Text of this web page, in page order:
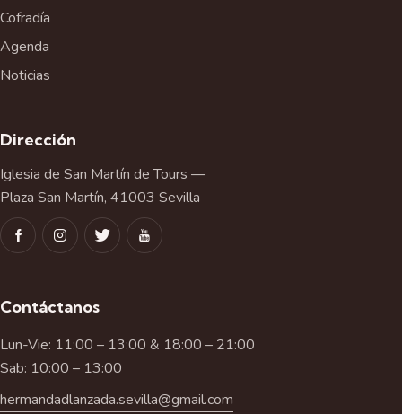
Cofradía
Agenda
Noticias
Dirección
Iglesia de San Martín de Tours —
Plaza San Martín, 41003 Sevilla
Contáctanos
Lun-Vie: 11:00 – 13:00 & 18:00 – 21:00
Sab: 10:00 – 13:00
hermandadlanzada.sevilla@gmail.com